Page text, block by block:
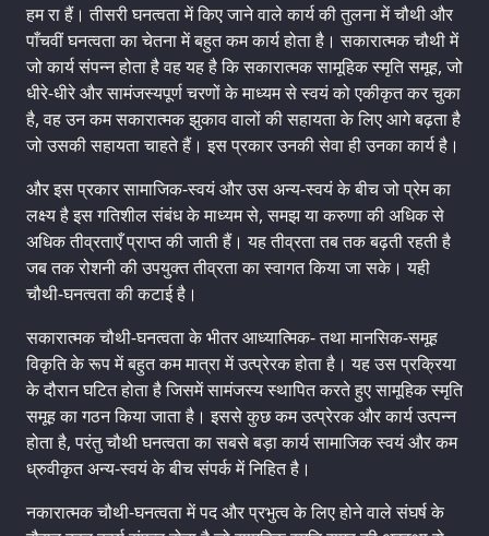
हम रा हैं। तीसरी घनत्वता में किए जाने वाले कार्य की तुलना में चौथी और
पाँचवीं घनत्वता का चेतना में बहुत कम कार्य होता है। सकारात्मक चौथी में
जो कार्य संपन्न होता है वह यह है कि सकारात्मक सामूहिक स्मृति समूह, जो
धीरे-धीरे और सामंजस्यपूर्ण चरणों के माध्यम से स्वयं को एकीकृत कर चुका
है, वह उन कम सकारात्मक झुकाव वालों की सहायता के लिए आगे बढ़ता है
जो उसकी सहायता चाहते हैं। इस प्रकार उनकी सेवा ही उनका कार्य है।
और इस प्रकार सामाजिक-स्वयं और उस अन्य-स्वयं के बीच जो प्रेम का
लक्ष्य है इस गतिशील संबंध के माध्यम से, समझ या करुणा की अधिक से
अधिक तीव्रताएँ प्राप्त की जाती हैं। यह तीव्रता तब तक बढ़ती रहती है
जब तक रोशनी की उपयुक्त तीव्रता का स्वागत किया जा सके। यही
चौथी-घनत्वता की कटाई है।
सकारात्मक चौथी-घनत्वता के भीतर आध्यात्मिक- तथा मानसिक-समूह
विकृति के रूप में बहुत कम मात्रा में उत्प्रेरक होता है। यह उस प्रक्रिया
के दौरान घटित होता है जिसमें सामंजस्य स्थापित करते हुए सामूहिक स्मृति
समूह का गठन किया जाता है। इससे कुछ कम उत्प्रेरक और कार्य उत्पन्न
होता है, परंतु चौथी घनत्वता का सबसे बड़ा कार्य सामाजिक स्वयं और कम
ध्रुवीकृत अन्य-स्वयं के बीच संपर्क में निहित है।
नकारात्मक चौथी-घनत्वता में पद और प्रभुत्व के लिए होने वाले संघर्ष के